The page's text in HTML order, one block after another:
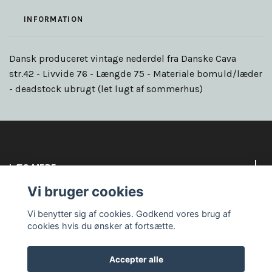
INFORMATION
Dansk produceret vintage nederdel fra Danske Cava
str.42 - Livvide 76 - Længde 75 - Materiale bomuld/læder
- deadstock ubrugt (let lugt af sommerhus)
LÆS MERE
Sociale medier
Vi bruger cookies
Vi benytter sig af cookies. Godkend vores brug af
cookies hvis du ønsker at fortsætte.
Accepter alle